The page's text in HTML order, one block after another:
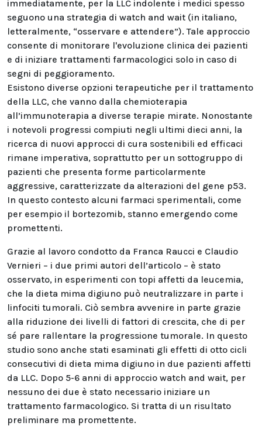
immediatamente, per la LLC indolente i medici spesso
seguono una strategia di watch and wait (in italiano,
letteralmente, “osservare e attendere”). Tale approccio
consente di monitorare l'evoluzione clinica dei pazienti
e di iniziare trattamenti farmacologici solo in caso di
segni di peggioramento.
Esistono diverse opzioni terapeutiche per il trattamento
della LLC, che vanno dalla chemioterapia
all’immunoterapia a diverse terapie mirate. Nonostante
i notevoli progressi compiuti negli ultimi dieci anni, la
ricerca di nuovi approcci di cura sostenibili ed efficaci
rimane imperativa, soprattutto per un sottogruppo di
pazienti che presenta forme particolarmente
aggressive, caratterizzate da alterazioni del gene p53.
In questo contesto alcuni farmaci sperimentali, come
per esempio il bortezomib, stanno emergendo come
promettenti.
Grazie al lavoro condotto da Franca Raucci e Claudio
Vernieri – i due primi autori dell’articolo – è stato
osservato, in esperimenti con topi affetti da leucemia,
che la dieta mima digiuno può neutralizzare in parte i
linfociti tumorali. Ciò sembra avvenire in parte grazie
alla riduzione dei livelli di fattori di crescita, che di per
sé pare rallentare la progressione tumorale. In questo
studio sono anche stati esaminati gli effetti di otto cicli
consecutivi di dieta mima digiuno in due pazienti affetti
da LLC. Dopo 5-6 anni di approccio watch and wait, per
nessuno dei due è stato necessario iniziare un
trattamento farmacologico. Si tratta di un risultato
preliminare ma promettente.